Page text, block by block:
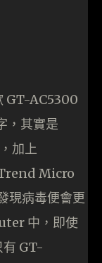
GT-AC5300
，其實是
加上
Micro
現病毒便會更
中，即使
有 GT-